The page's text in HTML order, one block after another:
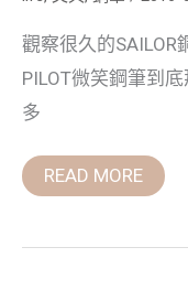
觀察很久的
PILOT微笑鋼筆到
多
READ MORE